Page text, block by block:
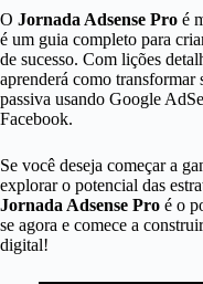
O Jornada Adsense Pro é
é um guia completo para
de sucesso. Com lições
aprenderá como transformar
passiva usando Google
Facebook.
Se você deseja começar a
explorar o potencial das
Jornada Adsense Pro é o
se agora e comece a
digital!